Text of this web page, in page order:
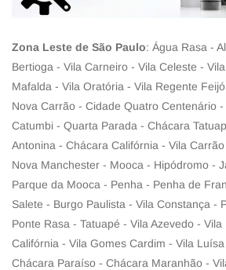
Zona Leste de São Paulo: Água Rasa -
Bertioga - Vila Carneiro - Vila Celeste -
Mafalda - Vila Oratória - Vila Regente
Nova Carrão - Cidade Quatro Centenário
Catumbi - Quarta Parada - Chácara
Antonina - Chácara Califórnia - Vila
Nova Manchester - Mooca - Hipódromo -
Parque da Mooca - Penha - Penha de
Salete - Burgo Paulista - Vila Constança -
Ponte Rasa - Tatuapé - Vila Azevedo -
Califórnia - Vila Gomes Cardim - Vila
Chácara Paraíso - Chácara Maranhão -